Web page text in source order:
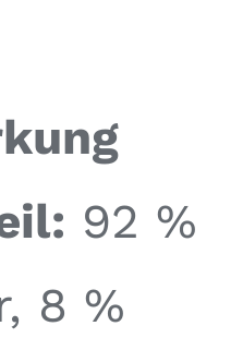
92 %
8 %